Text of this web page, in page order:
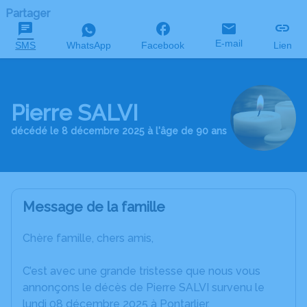
Partager
SMS WhatsApp Facebook E-mail Lien
Pierre SALVI
décédé le 8 décembre 2025 à l'âge de 90 ans
Message de la famille
Chère famille, chers amis,
C’est avec une grande tristesse que nous vous
annonçons le décès de Pierre SALVI survenu le
lundi 08 décembre 2025 à Pontarlier.